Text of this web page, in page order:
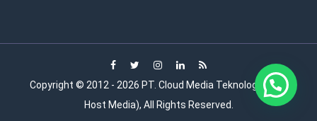
Copyright © 2012 - 2026 PT. Cloud Media Teknologi (Wide
Host Media), All Rights Reserved.